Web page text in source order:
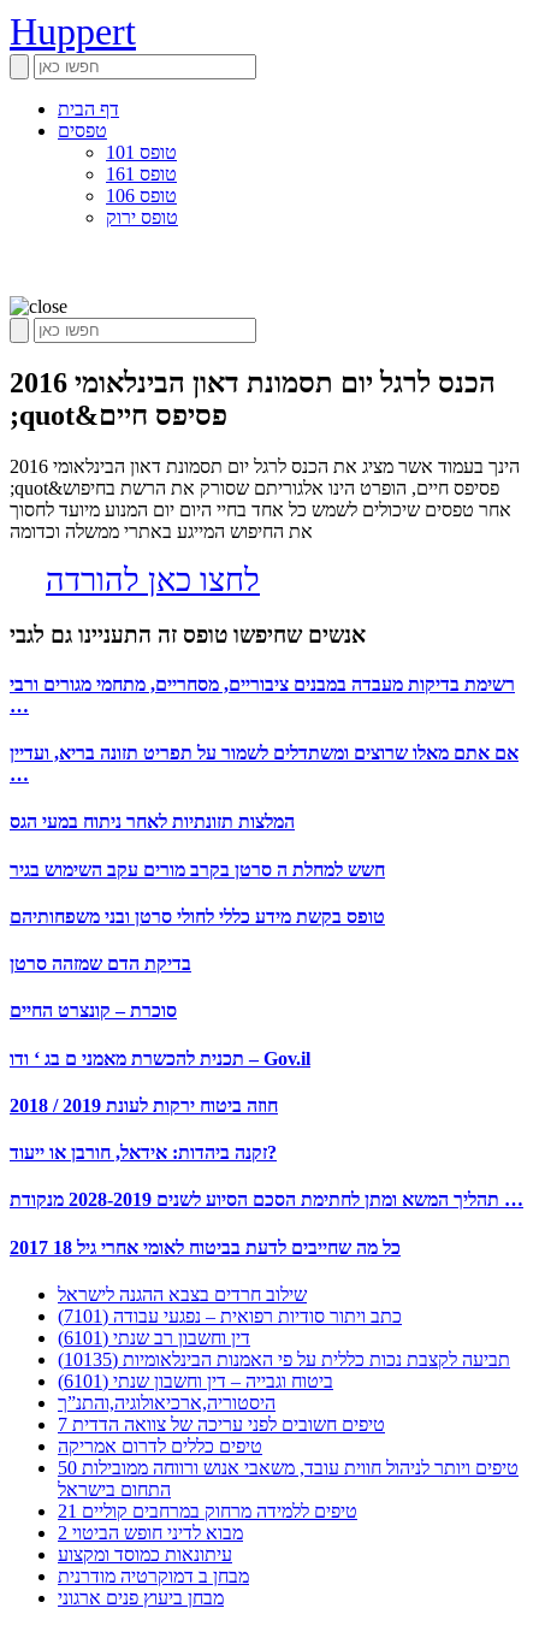
Huppert
דף הבית
טפסים
טופס 101
טופס 161
טופס 106
טופס ירוק
הכנס לרגל יום תסמונת דאון הבינלאומי 2016
;quot&פסיפס חיים
הינך בעמוד אשר מציג את הכנס לרגל יום תסמונת דאון הבינלאומי 2016
;quot&פסיפס חיים, הופרט הינו אלגוריתם שסורק את הרשת בחיפוש
אחר טפסים שיכולים לשמש כל אחד בחיי היום יום המנוע מיועד לחסוך
את החיפוש המייגע באתרי ממשלה וכדומה
לחצו כאן להורדה
אנשים שחיפשו טופס זה התעניינו גם לגבי
רשימת בדיקות מעבדה במבנים ציבוריים, מסחריים, מתחמי מגורים ורבי
…
אם אתם מאלו שרוצים ומשתדלים לשמור על תפריט תזונה בריא, ועדיין
…
המלצות תזונתיות לאחר ניתוח במעי הגס
חשש למחלת ה סרטן בקרב מורים עקב השימוש בגיר
טופס בקשת מידע כללי לחולי סרטן ובני משפחותיהם
בדיקת הדם שמזהה סרטן
סוכרת – קונצרט החיים
תכנית להכשרת מאמני ם בג ‘ ודו – Gov.il
חוזה ביטוח ירקות לעונת 2019 / 2018
זקנה ביהדות: אידאל, חורבן או ייעוד?
תהליך המשא ומתן לחתימת הסכם הסיוע לשנים 2028-2019 מנקודת …
כל מה שחייבים לדעת בביטוח לאומי אחרי גיל 18 2017
שילוב חרדים בצבא ההגנה לישראל
כתב ויתור סודיות רפואית – נפגעי עבודה (7101)
דין וחשבון רב שנתי (6101)
תביעה לקצבת נכות כללית על פי האמנות הבינלאומיות (10135)
ביטוח וגבייה – דין וחשבון שנתי (6101)
היסטוריה,ארכיאולוגיה,והתנ”ך
7 טיפים חשובים לפני עריכה של צוואה הדדית
טיפים כללים לדרום אמריקה
50 טיפים ויותר לניהול חווית עובד, משאבי אנוש ורווחה ממובילות
התחום בישראל
21 טיפים ללמידה מרחוק במרחבים קוליים
מבוא לדיני חופש הביטוי 2
עיתונאות כמוסד ומקצוע
מבחן ב דמוקרטיה מודרנית
מבחן ביעוץ פנים ארגוני